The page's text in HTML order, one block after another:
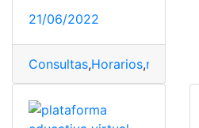
21/06/2022
Consultas,Horarios,nivelación